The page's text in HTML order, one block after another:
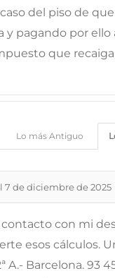
del piso de
y pagando por
que
Lo más Antiguo
7 de diciembre de 2025
contacto con mi
esos cálculos.
A.- Barcelona. 93